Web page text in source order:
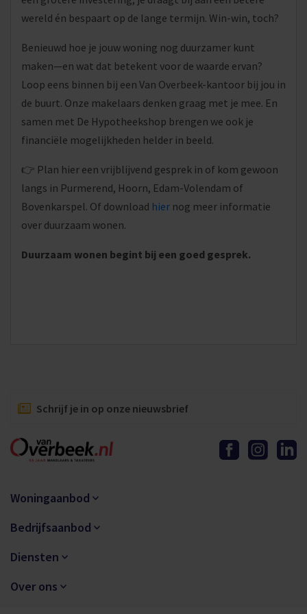
wereld én bespaart op de lange termijn. Win-win, toch?
Benieuwd hoe je jouw woning nog duurzamer kunt
maken—en wat dat betekent voor de waarde ervan?
Loop eens binnen bij een Van Overbeek-kantoor bij jou in
de buurt. Onze makelaars denken graag met je mee. En
samen met De Hypotheekshop brengen we ook je
financiële mogelijkheden helder in beeld.
👉 Plan hier een vrijblijvend gesprek in of kom gewoon
langs in Purmerend, Hoorn, Edam-Volendam of
Bovenkarspel. Of download hier nog meer informatie
over duurzaam wonen.
Duurzaam wonen begint bij een goed gesprek.
Schrijf je in op onze nieuwsbrief
Woningaanbod
Bedrijfsaanbod
Diensten
Over ons